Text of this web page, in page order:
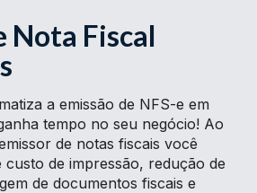
Nota Fiscal
a emissão de NFS-e em
tempo no seu negócio! Ao
de notas fiscais você
de impressão, redução de
de documentos fiscais e